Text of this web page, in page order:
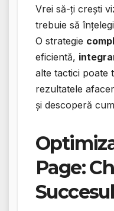
Vrei să-ți crești
trebuie să
O strategie
eficientă,
alte tactici poate
rezultatele
și descoperă
Page: